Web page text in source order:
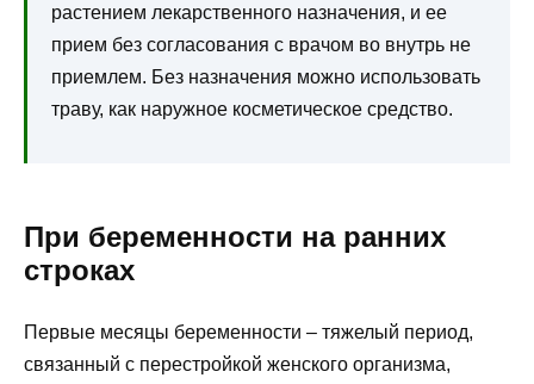
растением лекарственного назначения, и ее
прием без согласования с врачом во внутрь не
приемлем. Без назначения можно использовать
траву, как наружное косметическое средство.
При беременности на ранних
строках
Первые месяцы беременности – тяжелый период,
связанный с перестройкой женского организма,